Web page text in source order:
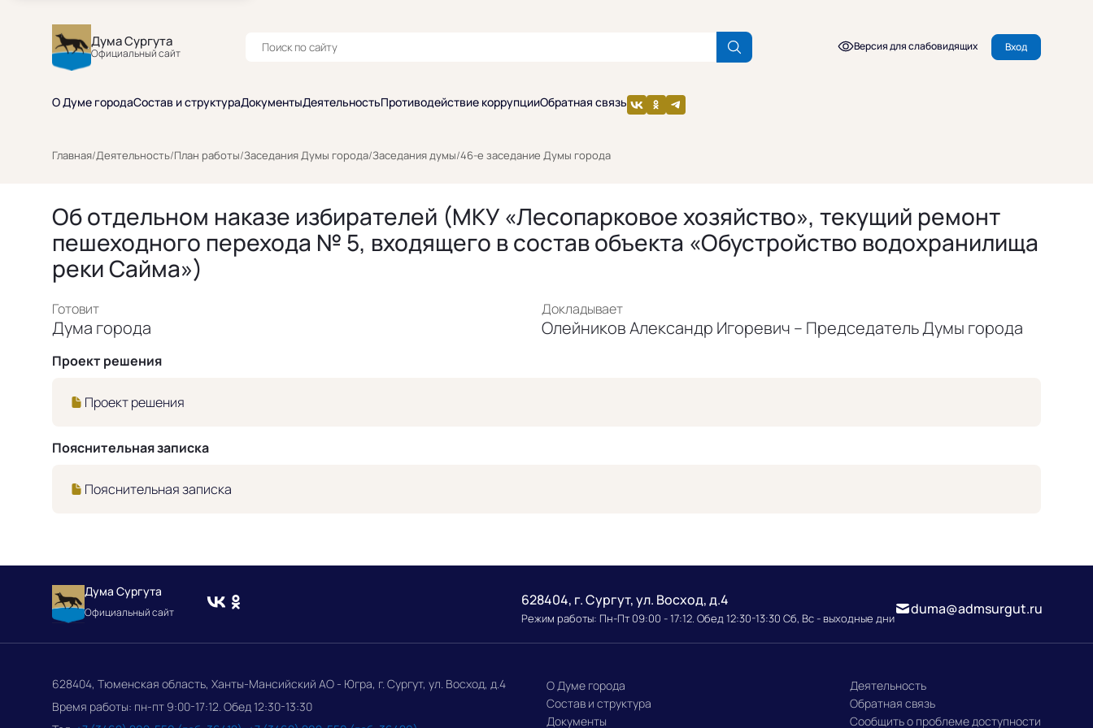
Дума Сургута
Официальный сайт
Версия для слабовидящих Вход
О Думе городаСостав и структураДокументыДеятельностьПротиводействие коррупцииОбратная связь
Главная/Деятельность/План работы/Заседания Думы города/Заседания думы/46-е заседание Думы города
Об отдельном наказе избирателей (МКУ «Лесопарковое хозяйство», текущий ремонт
пешеходного перехода № 5, входящего в состав объекта «Обустройство водохранилища
реки Сайма»)
Готовит
Дума города
Докладывает
Олейников Александр Игоревич – Председатель Думы города
Проект решения
Проект решения
Пояснительная записка
Пояснительная записка
Дума Сургута
Официальный сайт
628404, г. Сургут, ул. Восход, д.4
Режим работы: Пн-Пт 09:00 - 17:12. Обед 12:30-13:30 Сб, Вс - выходные дни
duma@admsurgut.ru
628404, Тюменская область, Ханты-Мансийский АО - Югра, г. Сургут, ул. Восход, д.4
Время работы: пн-пт 9:00-17:12. Обед 12:30-13:30
О Думе города
Состав и структура
Документы
Деятельность
Обратная связь
Сообщить о проблеме доступности